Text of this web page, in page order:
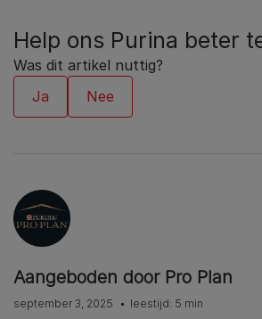
Help ons Purina beter
Was dit artikel nuttig?
Aangeboden door Pro Plan
september 3, 2025 leestijd: 5 min